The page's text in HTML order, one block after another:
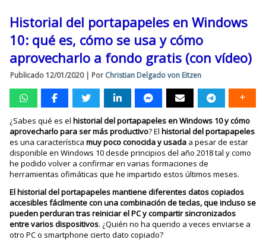
Historial del portapapeles en Windows
10: qué es, cómo se usa y cómo
aprovecharlo a fondo gratis (con vídeo)
Publicado 12/01/2020| Por Christian Delgado von Eitzen
¿Sabes qué es elhistorial del portapapeles en Windows 10 y cómo
aprovecharlo para ser más productivo? Elhistorial del portapapeles
es una característicamuy poco conociday usada a pesar de estar
disponible en Windows 10 desde principios del año 2018 tal y como
he podido volver a confirmar en varias formaciones de
herramientas ofimáticas que he impartido estos últimos meses.
El historial del portapapeles mantiene diferentes datos copiados
accesibles fácilmente con una combinación de teclas, que incluso se
pueden perduran tras reiniciar el PC y compartir sincronizados
entre varios dispositivos. ¿Quién no ha querido a veces enviarse a
otro PC o smartphone cierto dato copiado?